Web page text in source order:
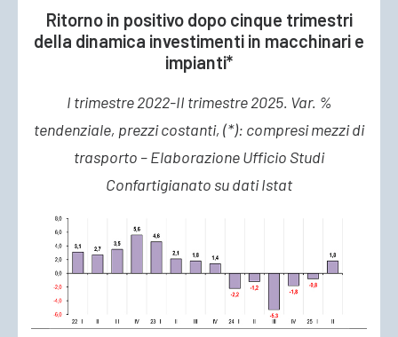
Ritorno in positivo dopo cinque trimestri
della dinamica investimenti in macchinari e
impianti*
I trimestre 2022-II trimestre 2025. Var. %
tendenziale, prezzi costanti, (*): compresi mezzi di
trasporto – Elaborazione Ufficio Studi
Confartigianato su dati Istat